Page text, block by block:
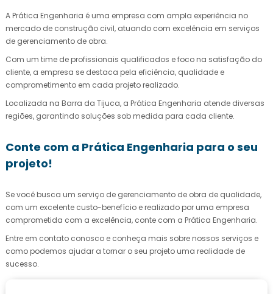
A Prática Engenharia é uma empresa com ampla experiência no
mercado de construção civil, atuando com excelência em serviços
de gerenciamento de obra.
Com um time de profissionais qualificados e foco na satisfação do
cliente, a empresa se destaca pela eficiência, qualidade e
comprometimento em cada projeto realizado.
Localizada na Barra da Tijuca, a Prática Engenharia atende diversas
regiões, garantindo soluções sob medida para cada cliente.
Conte com a Prática Engenharia para o seu
projeto!
Se você busca um serviço de gerenciamento de obra de qualidade,
com um excelente custo-benefício e realizado por uma empresa
comprometida com a excelência, conte com a Prática Engenharia.
Entre em contato conosco e conheça mais sobre nossos serviços e
como podemos ajudar a tornar o seu projeto uma realidade de
sucesso.